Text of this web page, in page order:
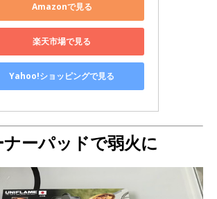
Amazonで見る
楽天市場で見る
Yahoo!ショッピングで見る
ーパッドで弱火に